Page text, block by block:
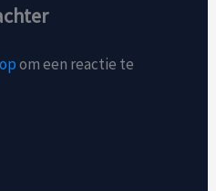
om een reactie te